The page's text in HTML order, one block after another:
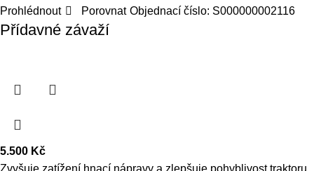
Prohlédnout
Porovnat Objednací číslo: S000000002116
Přídavné závaží
5.500 Kč
Zvyšuje zatížení hnací nápravy a zlepšuje pohyblivost traktoru